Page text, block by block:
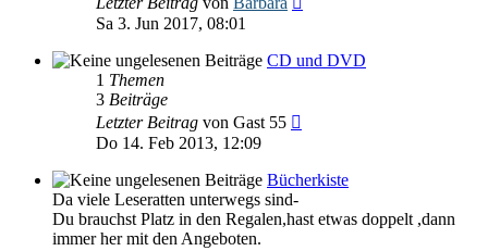
Sa 3. Jun 2017, 08:01
CD und DVD
1 Themen
3 Beiträge
Letzter Beitrag von Gast 55
Do 14. Feb 2013, 12:09
Bücherkiste
Da viele Leseratten unterwegs sind-
Du brauchst Platz in den Regalen,hast etwas doppelt ,dann
immer her mit den Angeboten.